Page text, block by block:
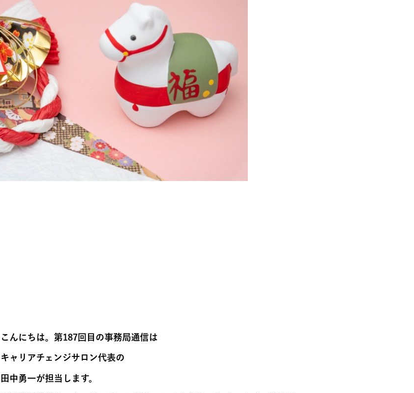
こんにちは。第187回目の事務局通信は
キャリアチェンジサロン代表の
田中勇一が担当します。